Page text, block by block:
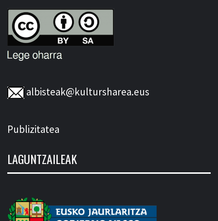
albisteak@kultursharea.eus
Publizitatea
LAGUNTZAILEAK